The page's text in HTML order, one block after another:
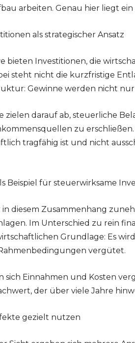
arbeiten. Genau hier liegt
als strategischer Ansatz
bieten Investitionen, die
steht nicht die kurzfristige
Gewinne werden nicht
zielen darauf ab, steuerliche
zu
tragfähig ist und nicht
Beispiel für steuerwirksame
in diesem Zusammenhang
Im Unterschied zu rein
Grundlage: Es
vergütet.
sich Einnahmen und Kosten
der über viele Jahre
gezielt nutzen